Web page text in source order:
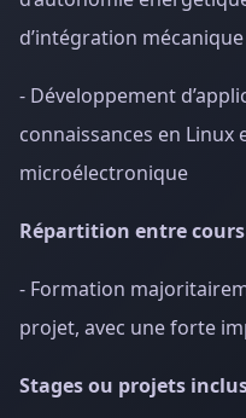
d’intégration mécanique
- Développement
connaissances en Linux
microélectronique
Répartition entre
- Formation
projet, avec une forte
Stages ou projets